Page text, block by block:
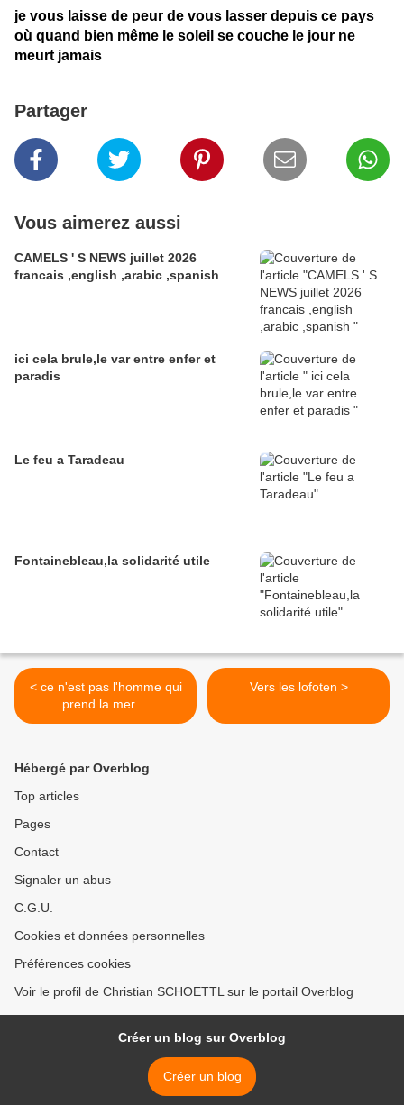
je vous laisse de peur de vous lasser depuis ce pays
où quand bien même le soleil se couche le jour ne
meurt jamais
Partager
Vous aimerez aussi
CAMELS ' S NEWS juillet 2026
francais ,english ,arabic ,spanish
ici cela brule,le var entre enfer et
paradis
Le feu a Taradeau
Fontainebleau,la solidarité utile
< ce n'est pas l'homme qui
prend la mer....
Vers les lofoten >
Hébergé par Overblog
Top articles
Pages
Contact
Signaler un abus
C.G.U.
Cookies et données personnelles
Préférences cookies
Voir le profil de Christian SCHOETTL sur le portail Overblog
Créer un blog sur Overblog
Créer un blog